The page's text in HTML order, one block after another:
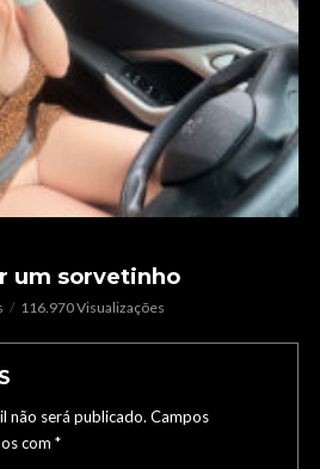
um sorvetinho
116.970 Visualizações
não será publicado. Campos
com *